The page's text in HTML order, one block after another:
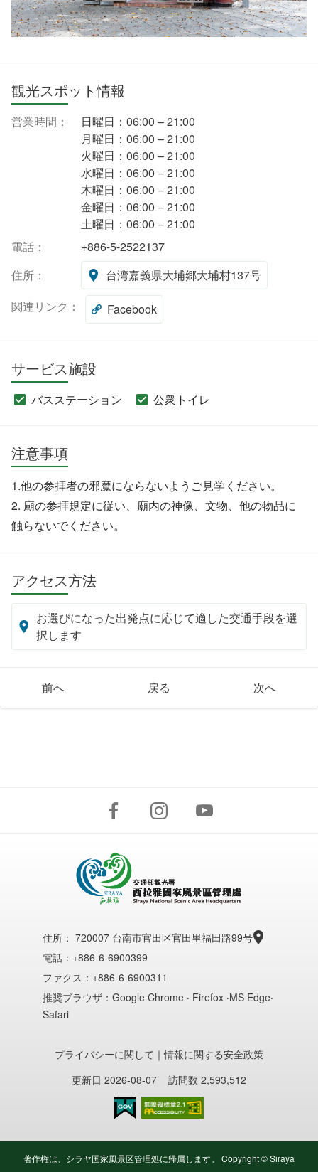
観光スポット情報
営業時間：
日曜日：06:00 – 21:00
月曜日：06:00 – 21:00
火曜日：06:00 – 21:00
水曜日：06:00 – 21:00
木曜日：06:00 – 21:00
金曜日：06:00 – 21:00
土曜日：06:00 – 21:00
電話：
+886-5-2522137
住所：
台湾嘉義県大埔郷大埔村137号
関連リンク：
Facebook
サービス施設
バスステーション 公衆トイレ
注意事項
1.他の参拝者の邪魔にならないようご見学ください。
2. 廟の参拝規定に従い、廟内の神像、文物、他の物品に
触らないでください。
アクセス方法
お選びになった出発点に応じて適した交通手段を選
択します
前へ 戻る 次へ
住所： 720007 台南市官田区官田里福田路99号
電話：+886-6-6900399
ファクス：+886-6-6900311
推奨ブラウザ：Google Chrome ‧ Firefox ‧MS Edge‧
Safari
プライバシーに関して ｜情報に関する安全政策
更新日 2026-08-07
訪問数 2,593,512
著作権は、シラヤ国家風景区管理処に帰属します。 Copyright © Siraya